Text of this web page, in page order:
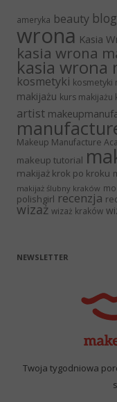
ameryka beauty blog
wrona Kasia
kasia wrona
kasia wrona
kosmetyki kosmetyki
makijażu kurs makijażu
artist
Makeup Manufacture
makeup tutorial
makijaż krok po kroku
makijaż ślubny kraków
polishgirl recenzja
wizaż wizaż kraków
NEWSLETTER
Twoja tygodniowa